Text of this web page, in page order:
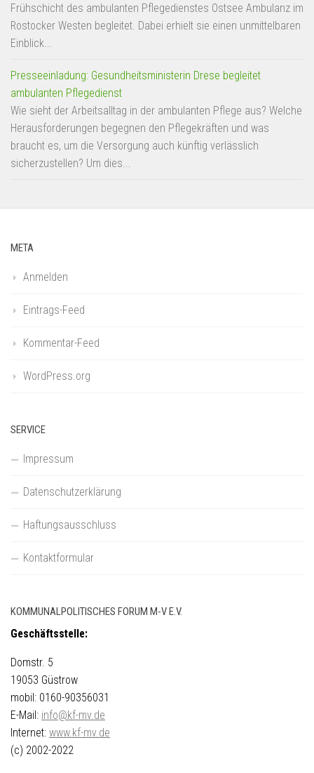
Frühschicht des ambulanten Pflegedienstes Ostsee Ambulanz im
Rostocker Westen begleitet. Dabei erhielt sie einen unmittelbaren
Einblick...
Presseeinladung: Gesundheitsministerin Drese begleitet
ambulanten Pflegedienst
Wie sieht der Arbeitsalltag in der ambulanten Pflege aus? Welche
Herausforderungen begegnen den Pflegekräften und was
braucht es, um die Versorgung auch künftig verlässlich
sicherzustellen? Um dies...
META
Anmelden
Eintrags-Feed
Kommentar-Feed
WordPress.org
SERVICE
Impressum
Datenschutzerklärung
Haftungsausschluss
Kontaktformular
KOMMUNALPOLITISCHES FORUM M-V E.V.
Geschäftsstelle:
Domstr. 5
19053 Güstrow
mobil: 0160-90356031
E-Mail: info@kf-mv.de
Internet: www.kf-mv.de
(c) 2002-2022